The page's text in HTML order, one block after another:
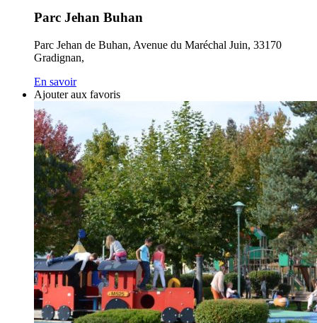
Parc Jehan Buhan
Parc Jehan de Buhan, Avenue du Maréchal Juin, 33170
Gradignan,
En savoir
Ajouter aux favoris